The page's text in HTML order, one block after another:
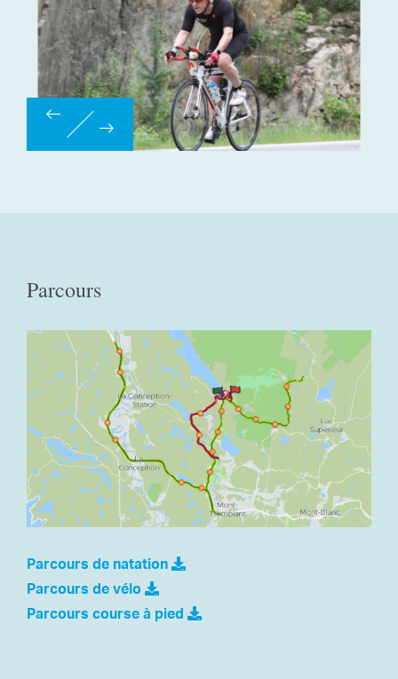
Parcours
Parcours de natation
Parcours de vélo
Parcours course à pied